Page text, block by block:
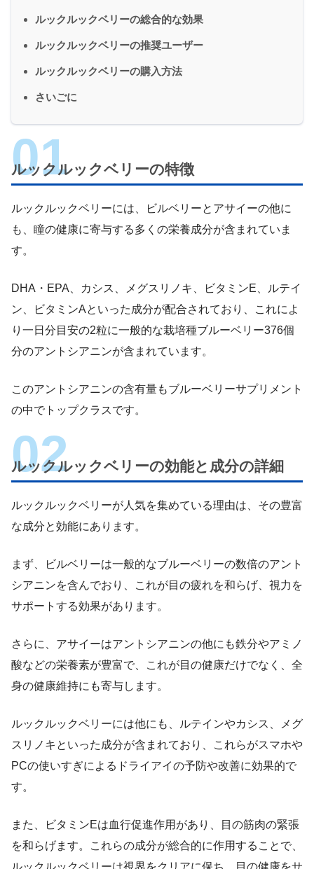
ルックルックベリーの総合的な効果
ルックルックベリーの推奨ユーザー
ルックルックベリーの購入方法
さいごに
ルックルックベリーの特徴
ルックルックベリーには、ビルベリーとアサイーの他に
も、瞳の健康に寄与する多くの栄養成分が含まれていま
す。
DHA・EPA、カシス、メグスリノキ、ビタミンE、ルテイ
ン、ビタミンAといった成分が配合されており、これによ
り一日分目安の2粒に一般的な栽培種ブルーベリー376個
分のアントシアニンが含まれています。
このアントシアニンの含有量もブルーベリーサプリメント
の中でトップクラスです。
ルックルックベリーの効能と成分の詳細
ルックルックベリーが人気を集めている理由は、その豊富
な成分と効能にあります。
まず、ビルベリーは一般的なブルーベリーの数倍のアント
シアニンを含んでおり、これが目の疲れを和らげ、視力を
サポートする効果があります。
さらに、アサイーはアントシアニンの他にも鉄分やアミノ
酸などの栄養素が豊富で、これが目の健康だけでなく、全
身の健康維持にも寄与します。
ルックルックベリーには他にも、ルテインやカシス、メグ
スリノキといった成分が含まれており、これらがスマホや
PCの使いすぎによるドライアイの予防や改善に効果的で
す。
また、ビタミンEは血行促進作用があり、目の筋肉の緊張
を和らげます。これらの成分が総合的に作用することで、
ルックルックベリーは視界をクリアに保ち、目の健康をサ